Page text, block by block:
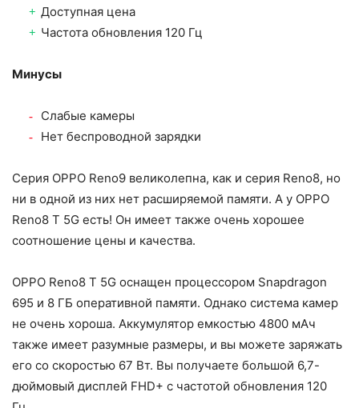
Доступная цена
Частота обновления 120 Гц
Минусы
Слабые камеры
Нет беспроводной зарядки
Серия OPPO Reno9 великолепна, как и серия Reno8, но
ни в одной из них нет расширяемой памяти. А у OPPO
Reno8 T 5G есть! Он имеет также очень хорошее
соотношение цены и качества.
OPPO Reno8 T 5G оснащен процессором Snapdragon
695 и 8 ГБ оперативной памяти. Однако система камер
не очень хороша. Аккумулятор емкостью 4800 мАч
также имеет разумные размеры, и вы можете заряжать
его со скоростью 67 Вт. Вы получаете большой 6,7-
дюймовый дисплей FHD+ с частотой обновления 120